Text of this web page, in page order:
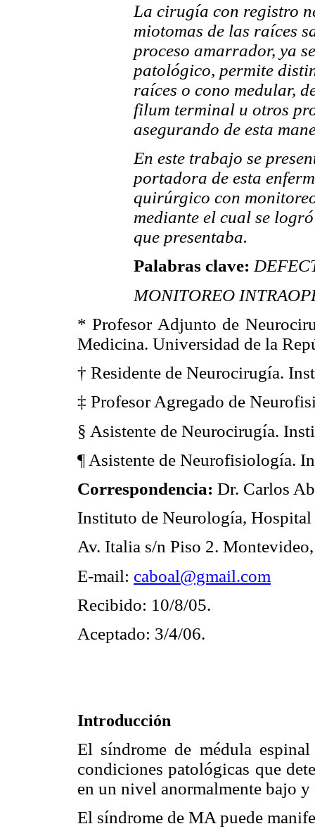
La cirugía con registro
miotomas de las raíces
proceso amarrador, ya
patológico, permite
raíces o cono medular,
filum terminal u otros
asegurando de esta
En este trabajo se
portadora de esta
quirúrgico con
mediante el cual se
que presentaba.
Palabras clave:
MONITOREO
* Profesor Adjunto de
Medicina. Universidad de la
† Residente de Neurocirugía.
‡ Profesor Agregado de
§ Asistente de Neurocirugía.
¶ Asistente de Neurofisiología.
Correspondencia: Dr. Carlos
Instituto de Neurología,
Av. Italia s/n Piso 2.
E-mail: caboal@gmail.com
Recibido: 10/8/05.
Aceptado: 3/4/06.
Introducción
El síndrome de médula
condiciones patológicas que
en un nivel anormalmente bajo
El síndrome de MA puede